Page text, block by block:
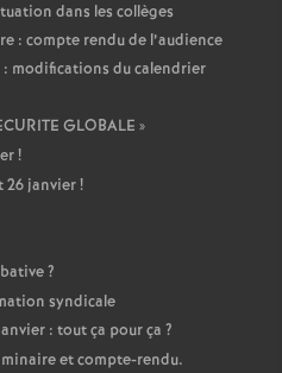
dans les collèges
: compte rendu de l’audience
modifications du calendrier
GLOBALE »
!
26 janvier!
?
syndicale
: tout ça pour ça ?
et compte-rendu.